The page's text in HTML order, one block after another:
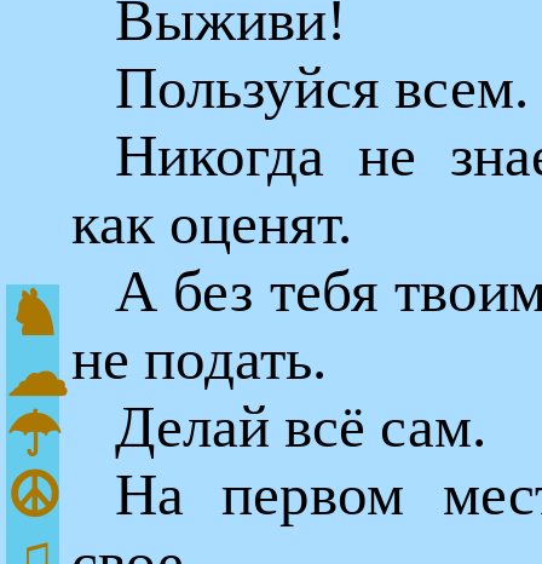
♞
☁
☂
☮
Выживи!
Пользуйся всем.
Никогда не
как оценят.
А без тебя
не подать.
Делай всё сам.
На первом